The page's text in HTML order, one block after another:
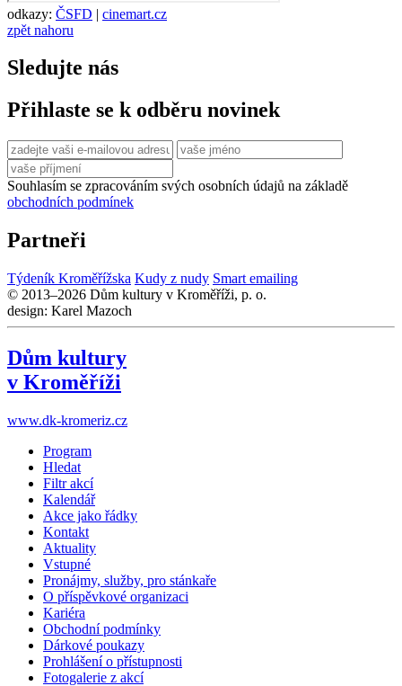
odkazy: ČSFD | cinemart.cz
zpět nahoru
Sledujte nás
Přihlaste se k odběru novinek
Souhlasím se zpracováním svých osobních údajů na základě
obchodních podmínek
Partneři
Týdeník Kroměřížska Kudy z nudy Smart emailing
© 2013–2026 Dům kultury v Kroměříži, p. o.
design: Karel Mazoch
Dům kultury
v Kroměříži
www.dk-kromeriz.cz
Program
Hledat
Filtr akcí
Kalendář
Akce jako řádky
Kontakt
Aktuality
Vstupné
Pronájmy, služby, pro stánkaře
O příspěvkové organizaci
Kariéra
Obchodní podmínky
Dárkové poukazy
Prohlášení o přístupnosti
Fotogalerie z akcí